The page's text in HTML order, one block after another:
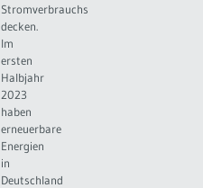
Stromverbrauchs
decken.
Im
ersten
Halbjahr
2023
haben
erneuerbare
Energien
in
Deutschland